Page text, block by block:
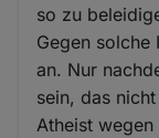
so zu
Gegen solche
an. Nur
sein, das
Atheist